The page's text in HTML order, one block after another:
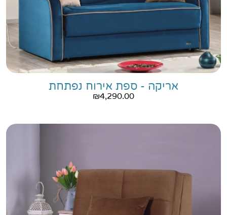
אריקה - ספת אירוח נפתחת
₪4,290.00